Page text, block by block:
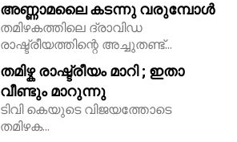
അണ്ണാമലൈ കടന്നു വരുമ്പോൾ
തമിഴകത്തിലെ ദ്രാവിഡ
രാഷ്ട്രീയത്തിന്റെ അച്ചുതണ്ട്...
തമിഴ്ക രാഷ്ട്രീയം മാറി ; ഇതാ
വീണ്ടും മാറുന്നു
ടിവി കെയുടെ വിജയത്തോടെ
തമിഴക...